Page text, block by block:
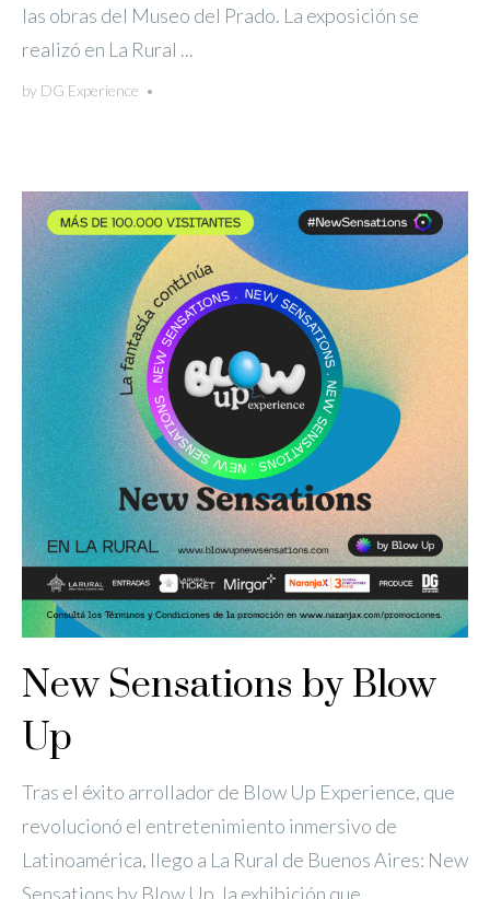
las obras del Museo del Prado. La exposición se
realizó en La Rural ...
by DG Experience •
New Sensations by Blow
Up
Tras el éxito arrollador de Blow Up Experience, que
revolucionó el entretenimiento inmersivo de
Latinoamérica, llego a La Rural de Buenos Aires: New
Sensations by Blow Up, la exhibición que ...